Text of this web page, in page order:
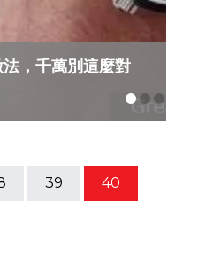
，千萬別這麼對
39 40